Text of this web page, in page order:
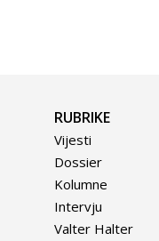
RUBRIKE
Vijesti
Dossier
Kolumne
Intervju
Valter Halter